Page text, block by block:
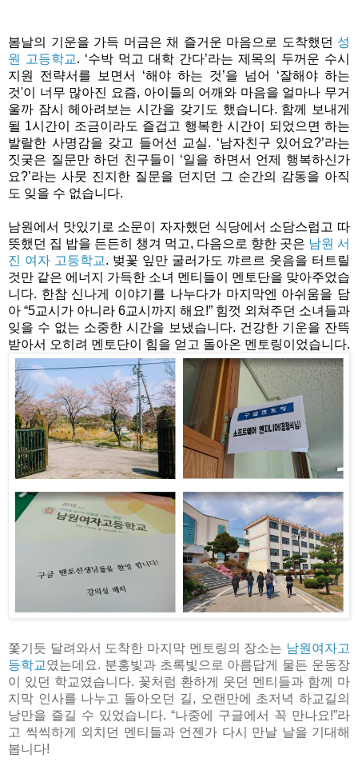
봄날의 기운을 가득 머금은 채 즐거운 마음으로 도착했던 성
원 고등학교. ‘수박 먹고 대학 간다’라는 제목의 두꺼운 수시
지원 전략서를 보면서 ‘해야 하는 것’을 넘어 ‘잘해야 하는
것'이 너무 많아진 요즘, 아이들의 어깨와 마음을 얼마나 무거
울까 잠시 헤아려보는 시간을 갖기도 했습니다. 함께 보내게
될 1시간이 조금이라도 즐겁고 행복한 시간이 되었으면 하는
발랄한 사명감을 갖고 들어선 교실. ‘남자친구 있어요?’라는
짓궂은 질문만 하던 친구들이 ‘일을 하면서 언제 행복하신가
요?’라는 사뭇 진지한 질문을 던지던 그 순간의 감동을 아직
도 잊을 수 없습니다.
남원에서 맛있기로 소문이 자자했던 식당에서 소담스럽고 따
뜻했던 집 밥을 든든히 챙겨 먹고, 다음으로 향한 곳은 남원 서
진 여자 고등학교. 벚꽃 잎만 굴러가도 꺄르르 웃음을 터트릴
것만 같은 에너지 가득한 소녀 멘티들이 멘토단을 맞아주었습
니다. 한참 신나게 이야기를 나누다가 마지막엔 아쉬움을 담
아 “5교시가 아니라 6교시까지 해요!” 힘껏 외쳐주던 소녀들과
잊을 수 없는 소중한 시간을 보냈습니다. 건강한 기운을 잔뜩
받아서 오히려 멘토단이 힘을 얻고 돌아온 멘토링이었습니다.
쫓기듯 달려와서 도착한 마지막 멘토링의 장소는 남원여자고
등학교였는데요. 분홍빛과 초록빛으로 아름답게 물든 운동장
이 있던 학교였습니다. 꽃처럼 환하게 웃던 멘티들과 함께 마
지막 인사를 나누고 돌아오던 길, 오랜만에 초저녁 하교길의
낭만을 즐길 수 있었습니다. “나중에 구글에서 꼭 만나요!”라
고 씩씩하게 외치던 멘티들과 언젠가 다시 만날 날을 기대해
봅니다!